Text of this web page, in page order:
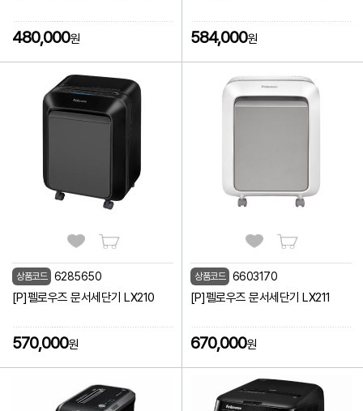
480,000원 584,000원
상품코드 6285650
[P]펠로우즈 문서세단기 LX210
570,000원
상품코드 6603170
[P]펠로우즈 문서세단기 LX211
670,000원